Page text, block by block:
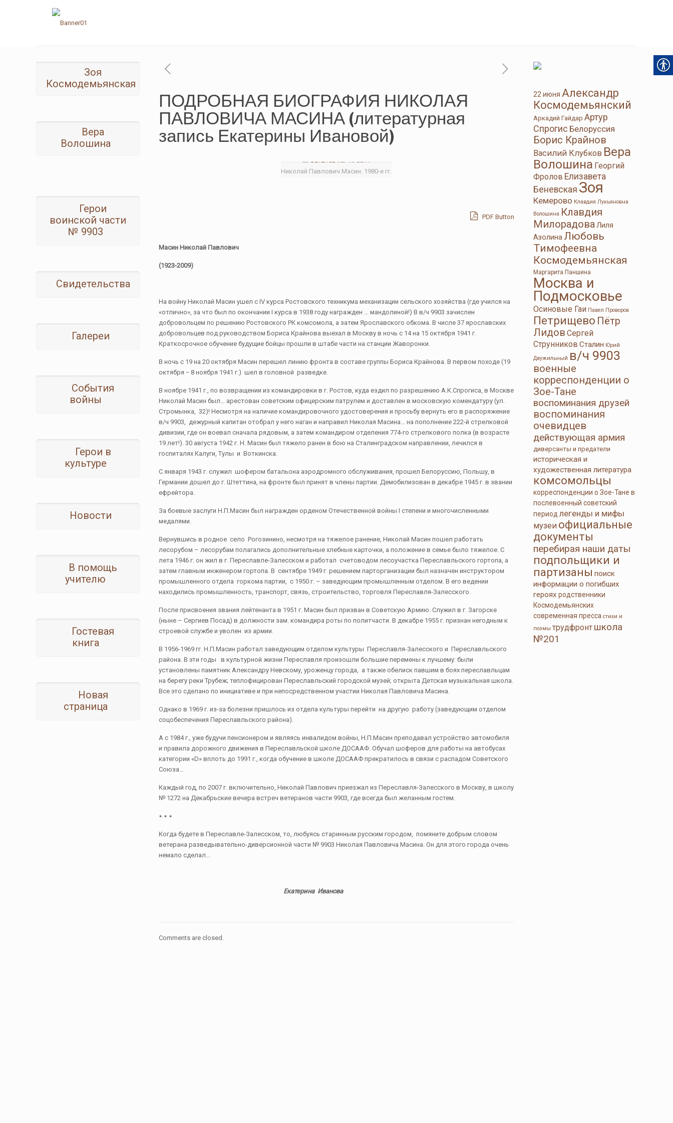
ПОДРОБНАЯ БИОГРАФИЯ НИКОЛАЯ
ПАВЛОВИЧА МАСИНА (литературная
запись Екатерины Ивановой)
Николай Павлович Масин. 1980-е гг.
PDF Button
Масин Николай Павлович
(1923-2009)
На войну Николай Масин ушел с IV курса Ростовского техникума механизации сельского хозяйства (где учился на
«отлично», за что был по окончании I курса в 1938 году награжден … мандолиной!) В в/ч 9903 зачислен
добровольцем по решению Ростовского РК комсомола, а затем Ярославского обкома. В числе 37 ярославских
добровольцев под руководством Бориса Крайнова выехал в Москву в ночь с 14 на 15 октября 1941 г.
Краткосрочное обучение будущие бойцы прошли в штабе части на станции Жаворонки.
В ночь с 19 на 20 октября Масин перешел линию фронта в составе группы Бориса Крайнова. В первом походе (19
октября − 8 ноября 1941 г.) шел в головной разведке.
В ноябре 1941 г., по возвращении из командировки в г. Ростов, куда ездил по разрешению А.К.Спрогиса, в Москве
Николай Масин был… арестован советским офицерским патрулем и доставлен в московскую комендатуру (ул.
Стромынка, 32)! Несмотря на наличие командировочного удостоверения и просьбу вернуть его в распоряжение
в/ч 9903, дежурный капитан отобрал у него наган и направил Николая Масина… на пополнение 222-й стрелковой
дивизии, где он воевал сначала рядовым, а затем командиром отделения 774-го стрелкового полка (в возрасте
19 лет!). 30 августа 1942 г. Н. Масин был тяжело ранен в бою на Сталинградском направлении, лечился в
госпиталях Калуги, Тулы и Воткинска.
С января 1943 г. служил шофером батальона аэродромного обслуживания, прошел Белоруссию, Польшу, в
Германии дошел до г. Штеттина, на фронте был принят в члены партии. Демобилизован в декабре 1945 г. в звании
ефрейтора.
За боевые заслуги Н.П.Масин был награжден орденом Отечественной войны I степени и многочисленными
медалями.
Вернувшись в родное село Рогозинино, несмотря на тяжелое ранение, Николай Масин пошел работать
лесорубом – лесорубам полагались дополнительные хлебные карточки, а положение в семье было тяжелое. С
лета 1946 г. он жил в г. Переславле-Залесском и работал счетоводом лесоучастка Переславльского гортопа, а
затем главным инженером гортопа. В сентябре 1949 г. решением парторганизации был назначен инструктором
промышленного отдела горкома партии, с 1950 г. – заведующим промышленным отделом. В его ведении
находились промышленность, транспорт, связь, строительство, торговля Переславля-Залесского.
После присвоения звания лейтенанта в 1951 г. Масин был призван в Советскую Армию. Служил в г. Загорске
(ныне – Сергиев Посад) в должности зам. командира роты по политчасти. В декабре 1955 г. признан негодным к
строевой службе и уволен из армии.
В 1956-1969 гг. Н.П.Масин работал заведующим отделом культуры Переславля-Залесского и Переславльского
района. В эти годы в культурной жизни Переславля произошли большие перемены к лучшему: были
установлены памятник Александру Невскому, уроженцу города, а также обелиск павшим в боях переславльцам
на берегу реки Трубеж; теплофицирован Переславльский городской музей; открыта Детская музыкальная школа.
Все это сделано по инициативе и при непосредственном участии Николая Павловича Масина.
Однако в 1969 г. из-за болезни пришлось из отдела культуры перейти на другую работу (заведующим отделом
соцобеспечения Переславльского района).
А с 1984 г., уже будучи пенсионером и являясь инвалидом войны, Н.П.Масин преподавал устройство автомобиля
и правила дорожного движения в Переславльской школе ДОСААФ. Обучал шоферов для работы на автобусах
категории «D» вплоть до 1991 г., когда обучение в школе ДОСААФ прекратилось в связи с распадом Советского
Союза…
Каждый год, по 2007 г. включительно, Николай Павлович приезжал из Переславля-Залесского в Москву, в школу
№ 1272 на Декабрьские вечера встреч ветеранов части 9903, где всегда был желанным гостем.
٭ ٭ ٭
Когда будете в Переславле-Залесском, то, любуясь старинным русским городом, помяните добрым словом
ветерана разведывательно-диверcионной части № 9903 Николая Павловича Масина. Он для этого города очень
немало сделал…
Екатерина Иванова
Comments are closed.
Зоя
Космодемьянская
Вера
Волошина
Герои
воинской части
№ 9903
Свидетельства
Галереи
События
войны
Герои в
культуре
Новости
В помощь
учителю
Гостевая
книга
Новая
страница
22 июня Александр
Космодемьянский
Аркадий Гайдар Артур
Спрогис Белоруссия
Борис Крайнов
Василий Клубков Вера
Волошина Георгий
Фролов Елизавета
Беневская Зоя
Кемерово Клавдия Лукьяновна
Волошина Клавдия
Милорадова Лиля
Азолина Любовь
Тимофеевна
Космодемьянская
Маргарита Паншина
Москва и
Подмосковье
Осиновые Гаи Павел Проворов
Петрищево Пётр
Лидов Сергей
Струнников Сталин Юрий
Двужильный в/ч 9903
военные
корреспонденции о
Зое-Тане
воспоминания друзей
воспоминания
очевидцев
действующая армия
диверсанты и предатели
историческая и
художественная литература
комсомольцы
корреспонденции о Зое-Тане в
послевоенный советский
период легенды и мифы
музеи официальные
документы
перебирая наши даты
подпольщики и
партизаны поиск
информации о погибших
героях родственники
Космодемьянских
современная пресса стихи и
поэмы трудфронт школа
№201